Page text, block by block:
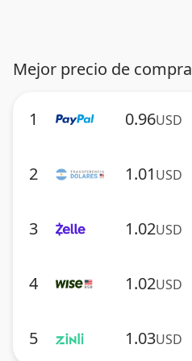
Mejor precio de compra
1 0.96USD
2 1.01 USD
3 1.02USD
4 1.02USD
5 1.03USD